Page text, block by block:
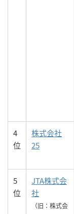
4
位
株式会社
25
5
位
JTA株式会
社
（旧：株式会